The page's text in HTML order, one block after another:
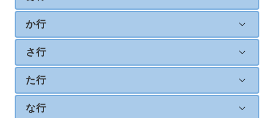
か行
さ行
た行
な行